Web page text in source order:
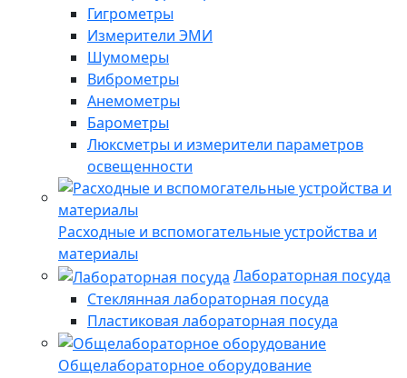
Гигрометры
Измерители ЭМИ
Шумомеры
Виброметры
Анемометры
Барометры
Люксметры и измерители параметров
освещенности
Расходные и вспомогательные устройства и
материалы
Лабораторная посуда
Стеклянная лабораторная посуда
Пластиковая лабораторная посуда
Общелабораторное оборудование